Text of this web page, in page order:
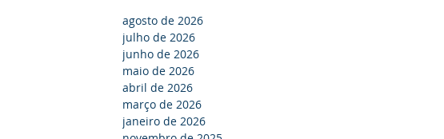
agosto de 2026
julho de 2026
junho de 2026
maio de 2026
abril de 2026
março de 2026
janeiro de 2026